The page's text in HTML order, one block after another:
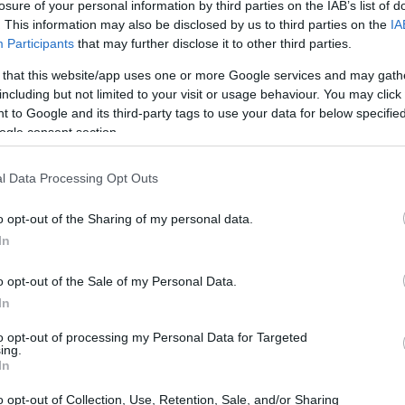
of your personal information by third parties on the IAB’s list of
This information may also be disclosed by us to third parties on the
Participants that may further disclose it to other third parties.
that this website/app uses one or more Google services and may
but not limited to your visit or usage behaviour. You may
to Google and its third-party tags to use your data for below
consent section.
Data Processing Opt Outs
opt-out of the Sharing of my personal data.
opt-out of the Sale of my Personal Data.
opt-out of processing my Personal Data for Targeted
opt-out of Collection, Use, Retention, Sale, and/or Sharing
alimentos
es un problema creciente, aprender a
habilidad esencial. Las celebraciones,
dejar una gran cantidad de comida, y el
se desperdicia. Sin embargo, con un poco de
en platos deliciosos que sorprenderán a